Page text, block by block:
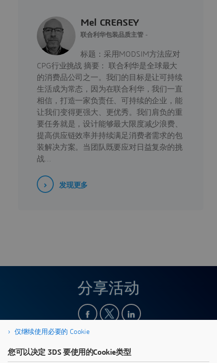
Mel CREASEY
联合利华包装品质主管 -
标题：采用MODSIM方法应对
CPG行业挑战 摘要： 联合利华是全球最大
的消费品公司之一。我们的目标是让可持续
生活成为常态，因为在联合利华，我们一直
相信，打造一家负责任、可持续的企业，能
让我们变得更强大、更优秀。 我们肩负的重
要任务就是，设计能够最大限度减少浪费、
提高供应链效率并持续满足消费者需求的包
装解决方案。当团队既要应对日益复杂的挑
战…
发现更多
分享活动
仅继续使用必要的 Cookie
您可以决定 3DS 要使用的Cookie类型